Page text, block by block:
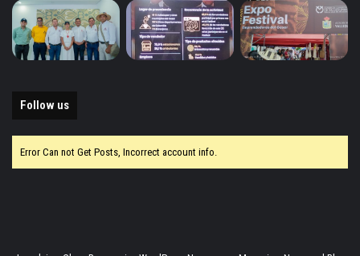
Follow us
Error Can not Get Posts, Incorrect account info.